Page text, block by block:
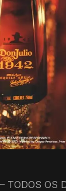
TODOS OS